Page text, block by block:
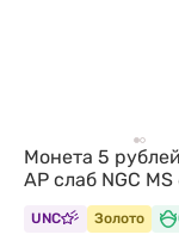
Монета 5
АР слаб NGC
UNC Золото